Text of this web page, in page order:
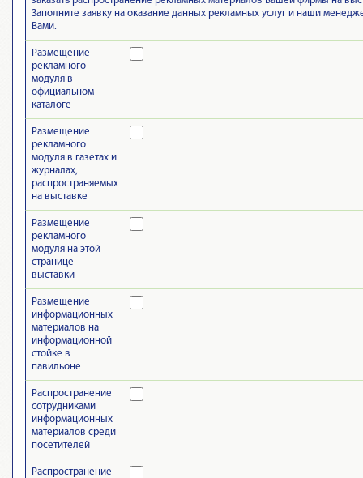
Заполните заявку на оказание данных рекламных услуг и наши
Вами.
Размещение
рекламного
модуля в
официальном
каталоге
Размещение
рекламного
модуля в газетах и
журналах,
распространяемых
на выставке
Размещение
рекламного
модуля на этой
странице
выставки
Размещение
информационных
материалов на
информационной
стойке в
павильоне
Распространение
сотрудниками
информационных
материалов среди
посетителей
Распространение